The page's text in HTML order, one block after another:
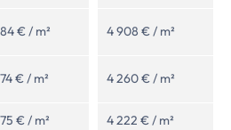
€ / m² 4 908 € / m²
€ / m² 4 260 € / m²
€ / m² 4 222 € / m²